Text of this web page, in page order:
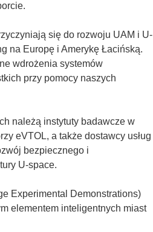
się do rozwoju UAM i U-
na Europę i Amerykę Łacińską.
wdrożenia systemów
przy pomocy naszych
należą instytuty badawcze w
eVTOL, a także dostawcy usług
bezpiecznego i
U-space.
Experimental Demonstrations)
elementem inteligentnych miast